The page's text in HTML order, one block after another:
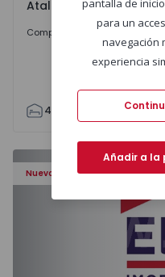
Atalaia e Alto
Comprar 699.000 €
4 295
Nuevo
Apartamento T0
pantalla de
para un
navegación
experiencia
Añadir a